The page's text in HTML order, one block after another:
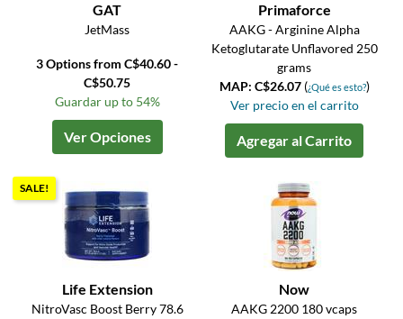
GAT
JetMass
3 Options from C$40.60 -
C$50.75
Guardar up to 54%
Ver Opciones
Primaforce
AAKG - Arginine Alpha
Ketoglutarate Unflavored 250
grams
MAP: C$26.07 (¿Qué es esto?)
Ver precio en el carrito
Agregar al Carrito
SALE!
Life Extension
NitroVasc Boost Berry 78.6
Now
AAKG 2200 180 vcaps